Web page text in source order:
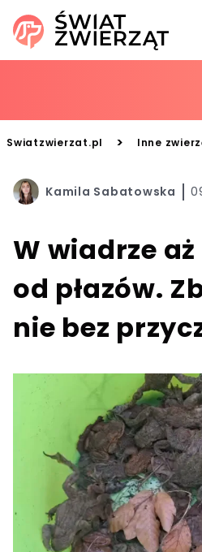
Swiatzwierzat.pl > Inne
Kamila Sabatowska
W wiadrze aż
od płazów.
nie bez